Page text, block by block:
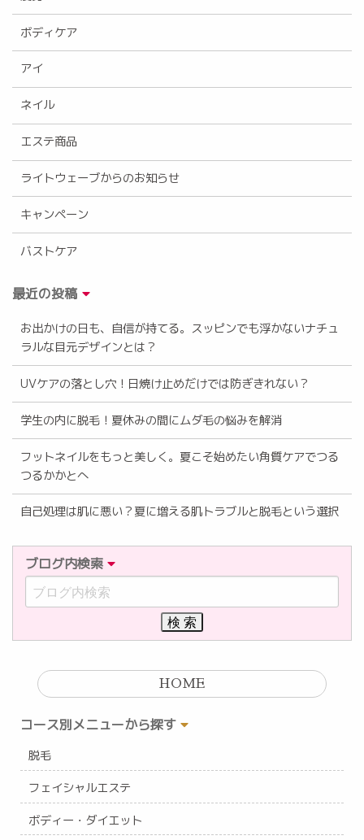
ボディケア
アイ
ネイル
エステ商品
ライトウェーブからのお知らせ
キャンペーン
バストケア
最近の投稿
お出かけの日も、自信が持てる。スッピンでも浮かないナチュ
ラルな目元デザインとは？
UVケアの落とし穴！日焼け止めだけでは防ぎきれない？
学生の内に脱毛！夏休みの間にムダ毛の悩みを解消
フットネイルをもっと美しく。夏こそ始めたい角質ケアでつる
つるかかとへ
自己処理は肌に悪い？夏に増える肌トラブルと脱毛という選択
ブログ内検索
HOME
コース別メニューから探す
脱毛
フェイシャルエステ
ボディー・ダイエット